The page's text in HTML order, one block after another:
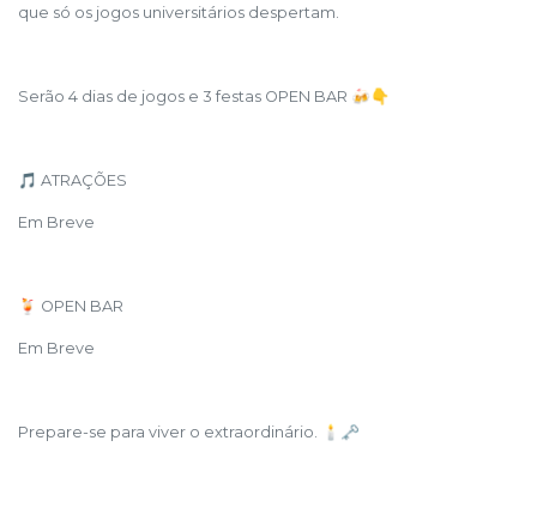
que só os jogos universitários despertam.
Serão 4 dias de jogos e 3 festas OPEN BAR 🍻👇
🎵 ATRAÇÕES
Em Breve
🍹 OPEN BAR
Em Breve
Prepare-se para viver o extraordinário. 🕯️🗝️